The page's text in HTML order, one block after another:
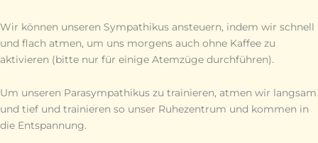
Wir können unseren Sympathikus ansteuern, indem wir schnell
und flach atmen, um uns morgens auch ohne Kaffee zu
aktivieren (bitte nur für einige Atemzüge durchführen).
Um unseren Parasympathikus zu trainieren, atmen wir langsam
und tief und trainieren so unser Ruhezentrum und kommen in
die Entspannung.